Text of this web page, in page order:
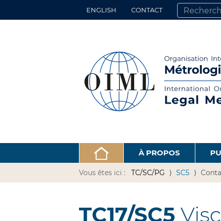
ENGLISH CONTACT
CHERCHER
RECHERCHE
À PROPOS
Vous êtes ici : TC/SC/PG SC5
TC17/SC5